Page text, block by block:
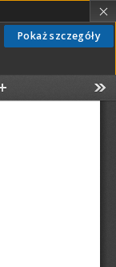
Pokaż szczegóły